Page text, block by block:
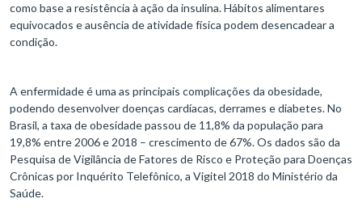
como base a resistência à ação da insulina. Hábitos alimentares
equivocados e ausência de atividade física podem desencadear a
condição.
A enfermidade é uma as principais complicações da obesidade,
podendo desenvolver doenças cardíacas, derrames e diabetes. No
Brasil, a taxa de obesidade passou de 11,8% da população para
19,8% entre 2006 e 2018 – crescimento de 67%. Os dados são da
Pesquisa de Vigilância de Fatores de Risco e Proteção para Doenças
Crônicas por Inquérito Telefônico, a Vigitel 2018 do Ministério da
Saúde.